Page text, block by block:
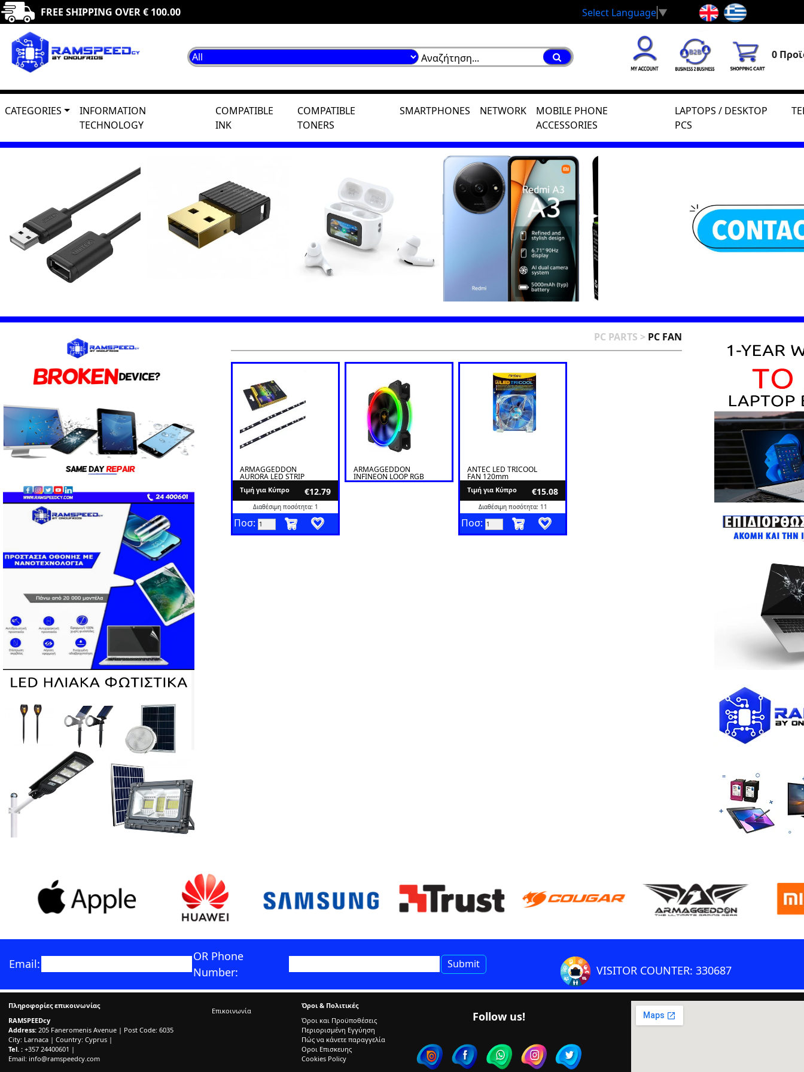
FREE SHIPPING OVER € 100.00 Select Language▼
0
CATEGORIES
INFORMATION
TECHNOLOGY
COMPATIBLE
INK
COMPATIBLE
TONERS
SMARTPHONES NETWORK
MOBILE PHONE
ACCESSORIES
LAPTOPS / DESKTOP
PCS
PC PARTS > PC FAN
ARMAGGEDDON
AURORA LED STRIP
Tιμή για Κύπρο €12.79
Διαθέσιμη ποσότητα: 1
Ποσ:
ARMAGGEDDON
INFINEON LOOP RGB
KIT
ANTEC LED TRICOOL
FAN 120mm
Tιμή για Κύπρο €15.08
Διαθέσιμη ποσότητα: 11
Ποσ:
Email:
OR Phone
Number:
VISITOR COUNTER: 330687
Πληροφορίες επικοινωνίας
RAMSPEEDcy
Address: 205 Faneromenis Avenue | Post Code: 6035
City: Larnaca | Country: Cyprus |
Tel. : +357 24400601 |
Email: info@ramspeedcy.com
Επικοινωνία
Όροι & Πολιτικές
Όροι και Προϋποθέσεις
Περιορισμένη Εγγύηση
Πώς να κάνετε παραγγελία
Οροι Επισκευης
Cookies Policy
Follow us!